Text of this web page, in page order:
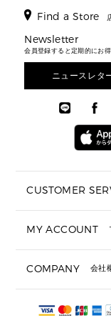
ミ
定期ケ
Find a Store
Newsletter
会員登録すると定期的にお
ニュースレタ
CUSTOMER
ギフト用にラッ
ショッピングバ
注文後に完了メ
サイズ交換はで
MY ACCOUNT
COMPANY 会社
会社概要